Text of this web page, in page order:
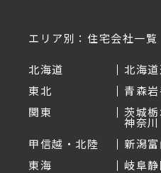
エリア別：住宅会社一覧
北海道 北海道
東北
青森
関東
茨城
神奈川
甲信越・北陸
新潟
東海
岐阜